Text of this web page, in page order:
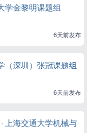
学金黎明课题组
6天前发布
（深圳）张冠课题组
6天前发布
上海交通大学机械与